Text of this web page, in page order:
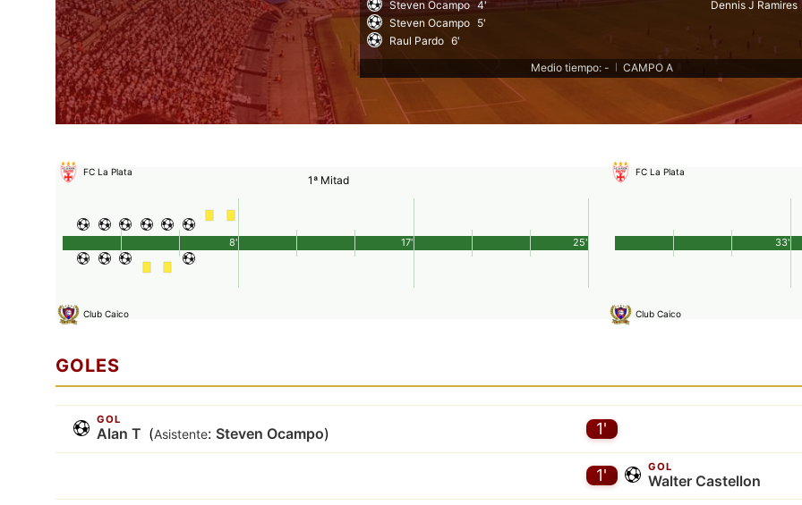
Steven Ocampo 4'
Steven Ocampo 5'
Raul Pardo 6'
Dennis J Ramires
Medio tiempo: - CAMPO A
FC La Plata
1ª Mitad
Club Caico
25'
8' 17'
FC La Plata
Club Caico
33'
GOLES
GOL
Alan T (Asistente: Steven Ocampo) 1'
1' GOL
Walter Castellon